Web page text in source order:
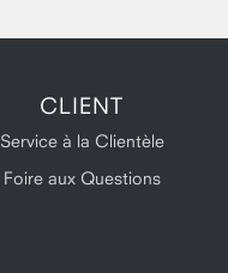
CLIENT
Service à la Clientèle
Foire aux Questions